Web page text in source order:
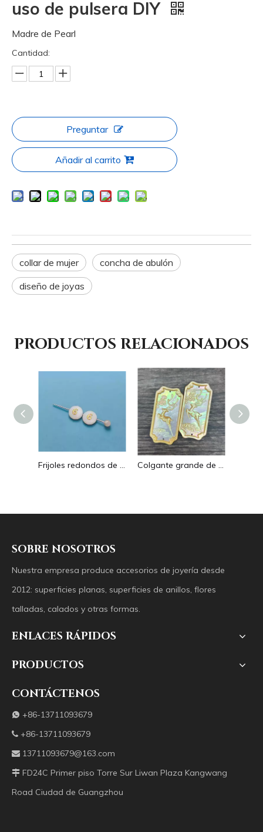
uso de pulsera DIY
Madre de Pearl
Cantidad:
Preguntar
Añadir al carrito
collar de mujer
concha de abulón
diseño de joyas
PRODUCTOS RELACIONADOS
Frijoles redondos de nácar Natural para diseño de collar, corte de letras, cabujón de tamaño pequeño, fabricación de pulseras, concha de diseño Colgante grande de nácar Natural con imagen de animal, cuadrado de corte para collar con cabujón de diseño en relieve de concha amarilla
SOBRE NOSOTROS
Nuestra empresa produce accesorios de joyería desde
2012: superficies planas, superficies de anillos, flores
talladas, calados y otras formas.
ENLACES RÁPIDOS
PRODUCTOS
CONTÁCTENOS
 +86-13711093679
 +86-13711093679
 13711093679@163.com
 FD24C Primer piso Torre Sur Liwan Plaza Kangwang
Road Ciudad de Guangzhou